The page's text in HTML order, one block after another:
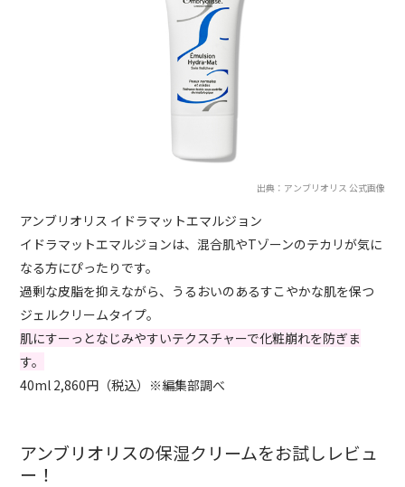
出典：アンブリオリス 公式画像
アンブリオリス イドラマットエマルジョン
イドラマットエマルジョンは、混合肌やTゾーンのテカリが気に
なる方にぴったりです。
過剰な皮脂を抑えながら、うるおいのあるすこやかな肌を保つ
ジェルクリームタイプ。
肌にすーっとなじみやすいテクスチャーで化粧崩れを防ぎま
す。
40ml 2,860円（税込）※編集部調べ
アンブリオリスの保湿クリームをお試しレビュ
ー！